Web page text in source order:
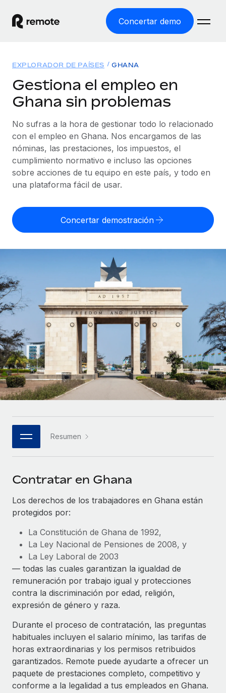
Concertar demo
EMPLEO GLOBAL
Nómina global
Gestiona las nóminas de forma sencilla y conforme a la
legalidad.
Employer of Record
Expándete en todo el mundo sin gastar en entidades.
cumpliendo la normativa.
Externaliza tareas laborales complejas.
INFRAESTRUCTURA
Conexión Remote
Integra los RR. HH. en tus flujos de trabajo sin
complicaciones.
Plataforma
Funciones esenciales de RR. HH. integradas para tu
Conectar
Conecta cualquier herramienta de IA con Remote
Optimiza los procesos con herramientas empresariales
esenciales.
SERVICIOS
Pregunta a un experto
Obtén ayuda de gente experta en RR. HH. globales
y cumplimiento normativo.
Comprobaciones de antecedentes
Simplifica los procesos de cribado de candidatos.
Cumplimiento normativo
Adelántate a los riesgos de cumplimiento
normativo.
Gestión de dispositivos
Proporciona dispositivos tecnológicos y contrólalos
Soluciones
COBERTURA MUNDIAL
Explorador de países
Consulta el soporte del empleo global según el país.
Explorador estatal de EE. UU.
Simplifica la contratación en todos los estados de EE.
Comparador de Remote
Compáranos con otras empresas.
ETAPAS DE CRECIMIENTO
Soluciones ágiles de RR. HH. globales y nóminas para
empresas en crecimiento.
Mediana empresa
Amplía tu equipo con soluciones de RR. HH.
personalizadas.
Empresa
RR. HH. globales para grandes empresas.
ASOCIARSE
Socios tecnológicos estratégicos
Integra la gestión de los RR. HH. globales en tu
Asociarse
Remote Build
CASOS PRÁCTICOS
Recursos
HERRAMIENTAS Y CALCULADORAS
Calculadora del riesgo de clasificación errónea
Consulta el riesgo de clasificación errónea por país.
cualquier país.
Descubre opciones de divisas y tiempos de pago para
APRENDIZAJE CON REMOTE
Guías y recursos
Casos prácticos
Glosario de RR. HH.
Listas de verificación y plantillas
Biblioteca de descripciones de puestos
Webinarios
Información sobre salarios y talento
Obtén ayuda
Consulta todos los recursos
BLOG
Nómina global
Contractor Management
Impuestos
Explora el blog
Precios
English
Nederlands
Deutsch
Italiano
Português (Portugal)
日本語
한국어
中文（简体）
EXPLORADOR DE PAÍSES GHANA
Gestiona el empleo en
Ghana sin problemas
No sufras a la hora de gestionar todo lo relacionado
con el empleo en Ghana. Nos encargamos de las
nóminas, las prestaciones, los impuestos, el
cumplimiento normativo e incluso las opciones
sobre acciones de tu equipo en este país, y todo en
una plataforma fácil de usar.
Concertar demostración
Resumen
Contratar en Ghana
Los derechos de los trabajadores en Ghana están
protegidos por:
La Constitución de Ghana de 1992,
La Ley Nacional de Pensiones de 2008, y
La Ley Laboral de 2003
— todas las cuales garantizan la igualdad de
remuneración por trabajo igual y protecciones
contra la discriminación por edad, religión,
expresión de género y raza.
Durante el proceso de contratación, las preguntas
habituales incluyen el salario mínimo, las tarifas de
horas extraordinarias y los permisos retribuidos
garantizados. Remote puede ayudarte a ofrecer un
paquete de prestaciones completo, competitivo y
conforme a la legalidad a tus empleados en Ghana.